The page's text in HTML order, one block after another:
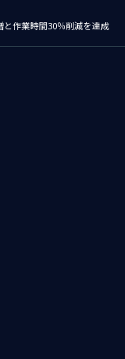
作業時間30％削減を達成